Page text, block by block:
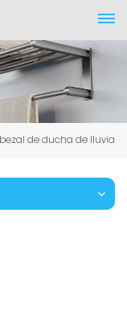
de ducha de lluvia